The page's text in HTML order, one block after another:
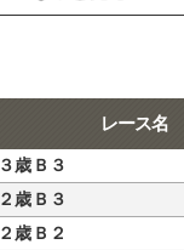
レース名
３歳Ｂ３
２歳Ｂ３
２歳Ｂ２